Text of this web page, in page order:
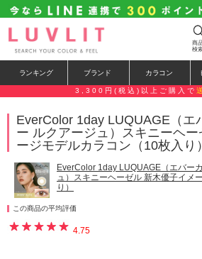
商
検
ランキング ブランド カラコン
3,300円(税込)以上ご購入で
EverColor 1day LUQUAGE（エ
ー ルクアージュ）スキニーヘ
ージモデルカラコン（10枚入り
EverColor 1day LUQUAGE（エバー
ュ）スキニーヘーゼル 新木優子イメ
り）
この商品の平均評価
4.75